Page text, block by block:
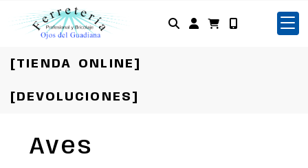
Identifícate
[TIENDA ONLINE]
[DEVOLUCIONES]
Aves